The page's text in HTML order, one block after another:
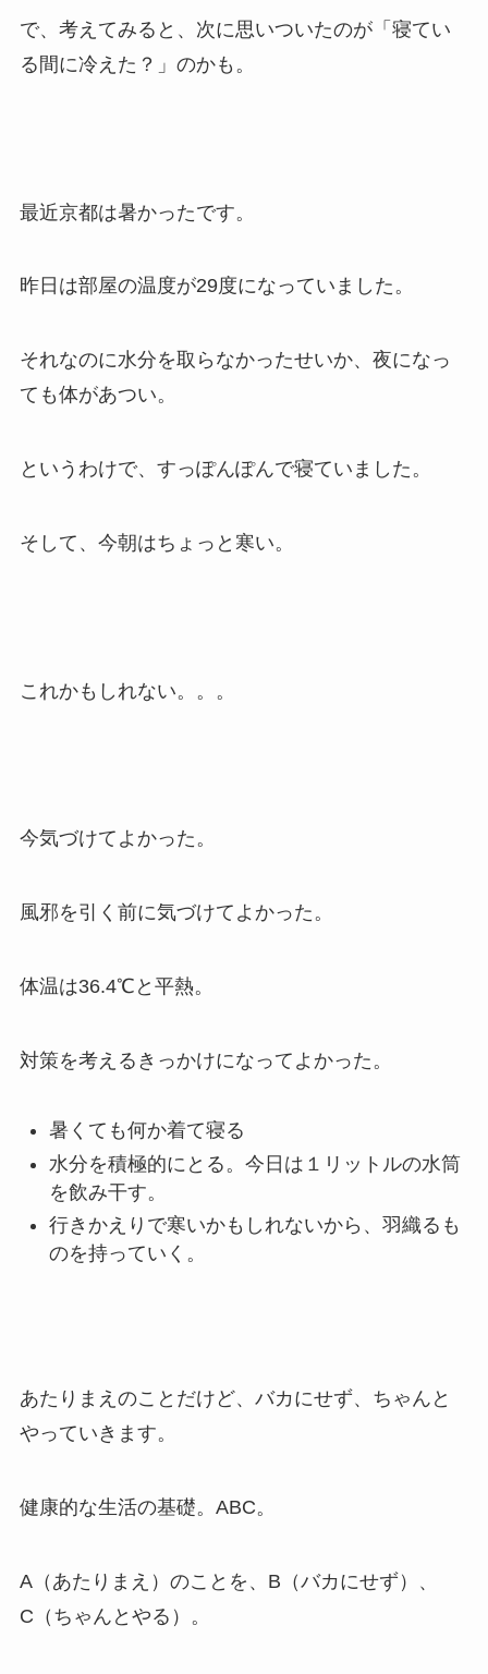
で、考えてみると、次に思いついたのが「寝てい
る間に冷えた？」のかも。
最近京都は暑かったです。
昨日は部屋の温度が29度になっていました。
それなのに水分を取らなかったせいか、夜になっ
ても体があつい。
というわけで、すっぽんぽんで寝ていました。
そして、今朝はちょっと寒い。
これかもしれない。。。
今気づけてよかった。
風邪を引く前に気づけてよかった。
体温は36.4℃と平熱。
対策を考えるきっかけになってよかった。
暑くても何か着て寝る
水分を積極的にとる。今日は１リットルの水筒
を飲み干す。
行きかえりで寒いかもしれないから、羽織るも
のを持っていく。
あたりまえのことだけど、バカにせず、ちゃんと
やっていきます。
健康的な生活の基礎。ABC。
A（あたりまえ）のことを、B（バカにせず）、
C（ちゃんとやる）。